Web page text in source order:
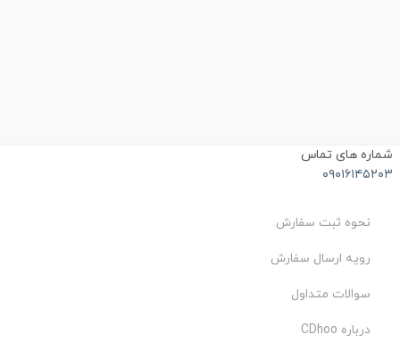
شماره های تماس
۰۹۰۱۶۱۴۵۲۰۳
نحوه ثبت سفارش
رویه ارسال سفارش
سوالات متداول
درباره CDhoo